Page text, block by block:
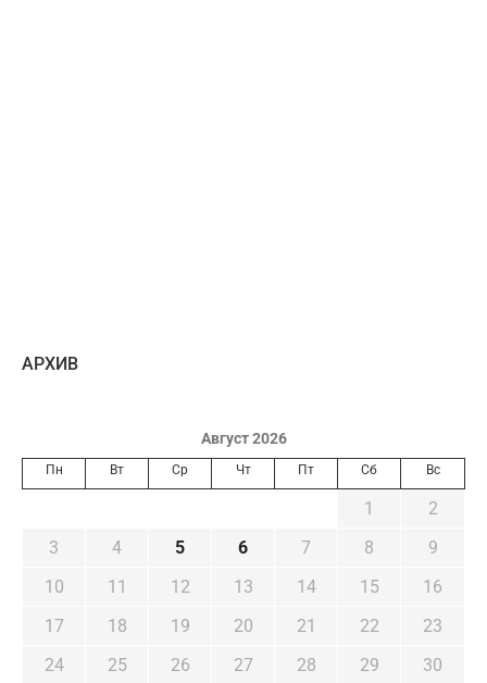
AРХИВ
Август 2026
Пн Вт Ср Чт Пт Сб Вс
1
2
3
4 5 6 7 8
9
10
11 12 13 14 15
16
17
18 19 20 21 22
23
24
25 26 27 28 29
30